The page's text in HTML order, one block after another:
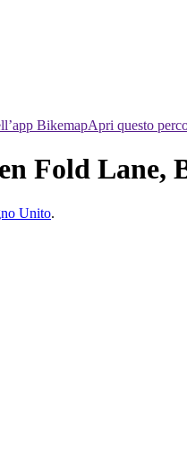
BikemapApri questo
Fold Lane,
Unito.